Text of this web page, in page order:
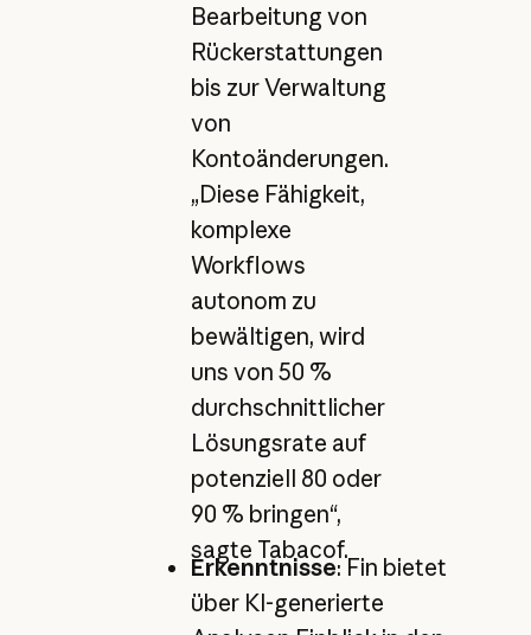
Bearbeitung von
Rückerstattungen
bis zur Verwaltung
von
Kontoänderungen.
„Diese Fähigkeit,
komplexe
Workflows
autonom zu
bewältigen, wird
uns von 50 %
durchschnittlicher
Lösungsrate auf
potenziell 80 oder
90 % bringen“,
sagte Tabacof.
Erkenntnisse: Fin bietet
über KI-generierte